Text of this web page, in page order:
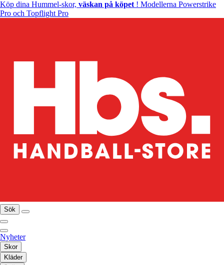
Köp dina Hummel-skor, väskan på köpet ! Modellerna Powerstrike
Pro och Topflight Pro
Sök
Nyheter
Skor
Kläder